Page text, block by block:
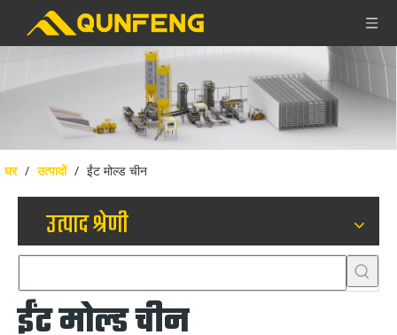
घर / उत्पादों / ईंट मोल्ड चीन
उत्पाद श्रेणी
ईंट मोल्ड चीन